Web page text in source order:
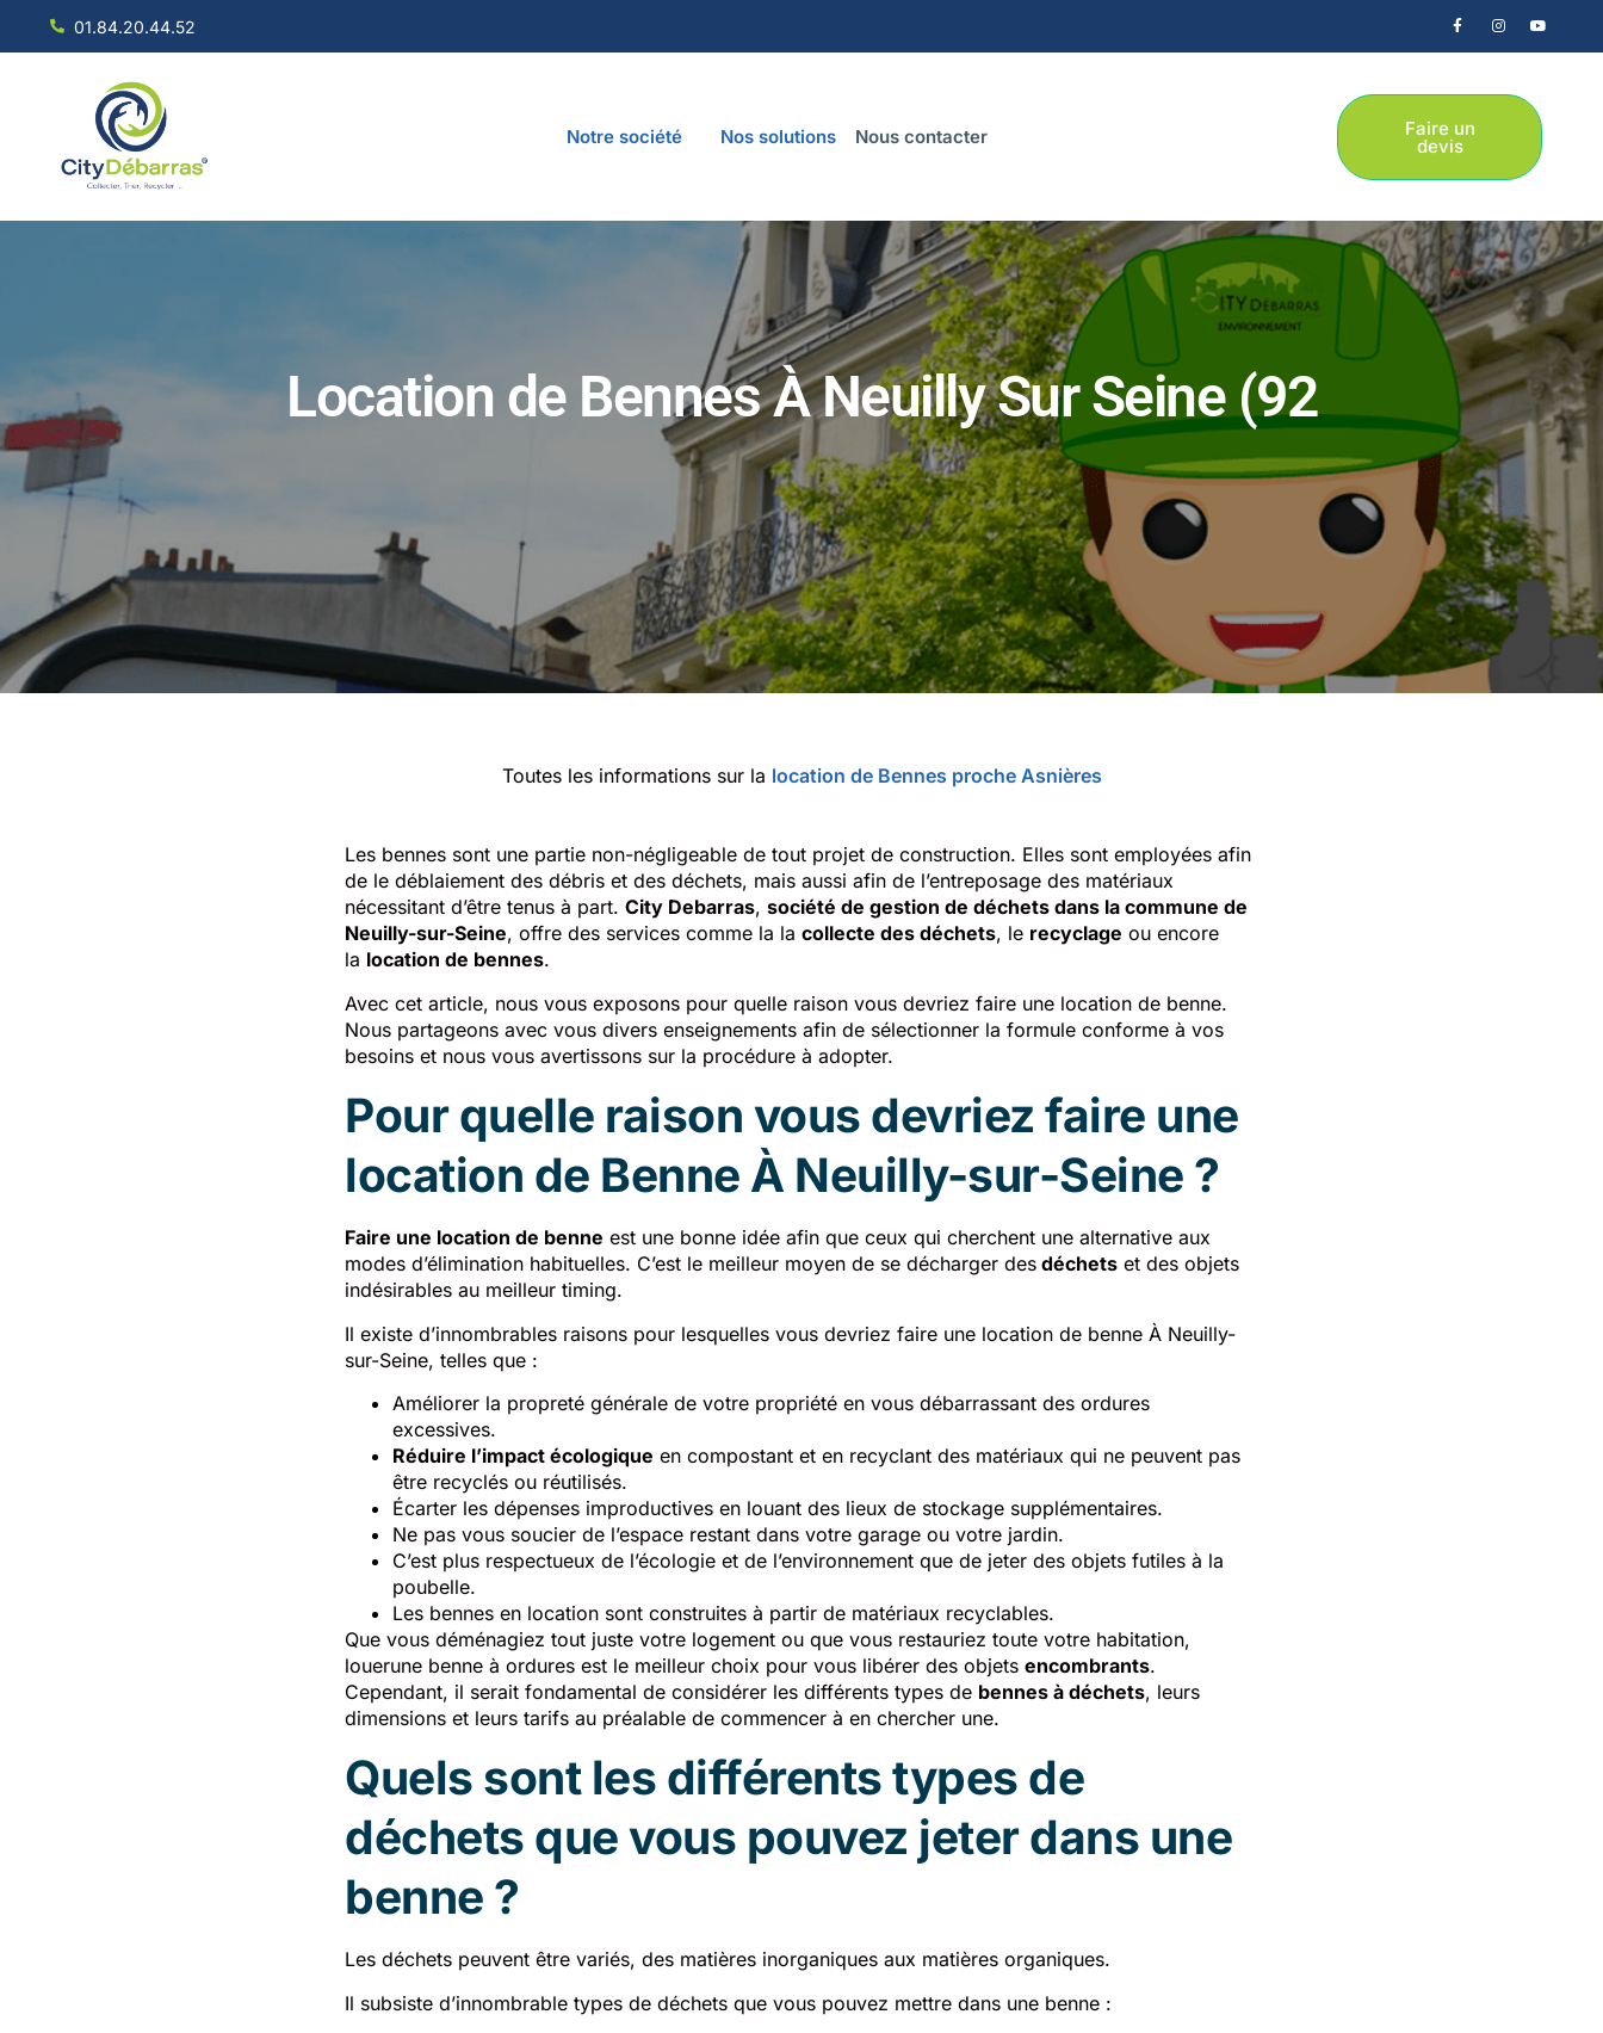
01.84.20.44.52
Notre société Nos solutions Nous contacter Faire un
devis
Location de Bennes À Neuilly Sur Seine (92
Toutes les informations sur la location de Bennes proche Asnières
Les bennes sont une partie non-négligeable de tout projet de construction. Elles sont employées afin
de le déblaiement des débris et des déchets, mais aussi afin de l’entreposage des matériaux
nécessitant d’être tenus à part. City Debarras, société de gestion de déchets dans la commune de
Neuilly-sur-Seine, offre des services comme la la collecte des déchets, le recyclage ou encore
la location de bennes.
Avec cet article, nous vous exposons pour quelle raison vous devriez faire une location de benne.
Nous partageons avec vous divers enseignements afin de sélectionner la formule conforme à vos
besoins et nous vous avertissons sur la procédure à adopter.
Pour quelle raison vous devriez faire une
location de Benne À Neuilly-sur-Seine ?
Faire une location de benne est une bonne idée afin que ceux qui cherchent une alternative aux
modes d’élimination habituelles. C’est le meilleur moyen de se décharger des déchets et des objets
indésirables au meilleur timing.
Il existe d’innombrables raisons pour lesquelles vous devriez faire une location de benne À Neuilly-
sur-Seine, telles que :
Améliorer la propreté générale de votre propriété en vous débarrassant des ordures
excessives.
Réduire l’impact écologique en compostant et en recyclant des matériaux qui ne peuvent pas
être recyclés ou réutilisés.
Écarter les dépenses improductives en louant des lieux de stockage supplémentaires.
Ne pas vous soucier de l’espace restant dans votre garage ou votre jardin.
C’est plus respectueux de l’écologie et de l’environnement que de jeter des objets futiles à la
poubelle.
Les bennes en location sont construites à partir de matériaux recyclables.
Que vous déménagiez tout juste votre logement ou que vous restauriez toute votre habitation,
louerune benne à ordures est le meilleur choix pour vous libérer des objets encombrants.
Cependant, il serait fondamental de considérer les différents types de bennes à déchets, leurs
dimensions et leurs tarifs au préalable de commencer à en chercher une.
Quels sont les différents types de
déchets que vous pouvez jeter dans une
benne ?
Les déchets peuvent être variés, des matières inorganiques aux matières organiques.
Il subsiste d’innombrable types de déchets que vous pouvez mettre dans une benne :